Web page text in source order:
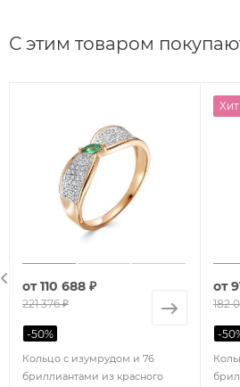
С этим товаром
Кольцо с изумрудом и 76
бриллиантами из красного
от110 688 ₽
221 376 ₽
-50%
Хит
от
182
-50